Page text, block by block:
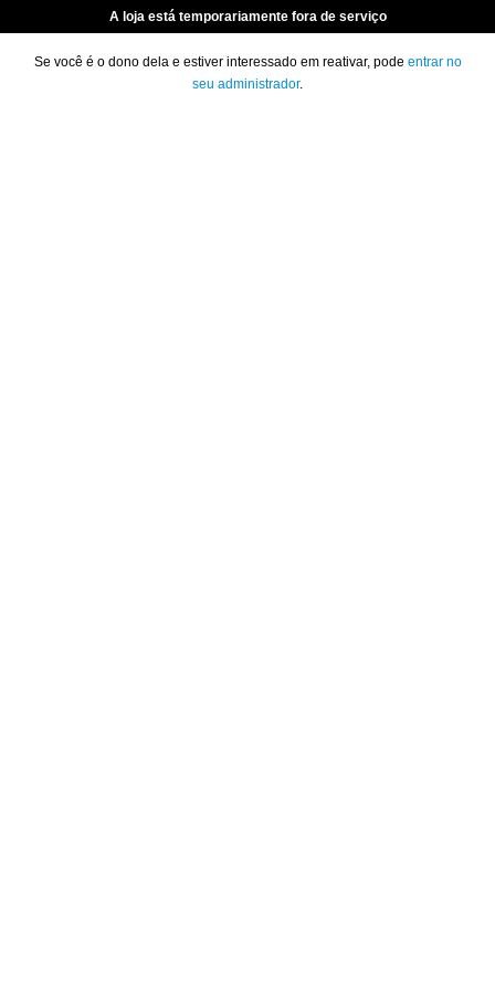
A loja está temporariamente fora de serviço
Se você é o dono dela e estiver interessado em reativar, pode entrar no
seu administrador.